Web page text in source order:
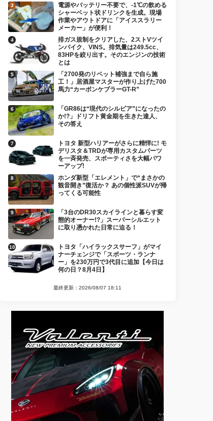
電源やバッテリー不要で、-1℃の飲める
シャーベット状ドリンクを生成。現場
作業やアウトドアに「アイススラリー
メーカー」が便利！
排ガス規制をクリアした、2ストVツイ
ンバイク、VINS。排気量は249.5cc、
83HPを絞り出す。そのエンジンの技術
とは
「2700発のリベット補強まで自ら施
工！」居酒屋マスターが作り上げた700
馬力“カーボンケブラーGT-R”
「GR86は“現代のシルビア”になったの
か!?」ドリフト黄金期を生きた達人、
その答え
トヨタ 新型ハリアーがさらに精悍に! モ
デリスタ＆TRDが専用カスタムパーツ
を一斉発売、スポーティさを大幅パワ
ーアップ!
ホンダ新型「エレメント」で“まさかの
観音開き”復活か？ あの個性派SUVが帰
ってくる可能性
「3台のDR30スカイラインと暮らす変
態的オーナー!?」スーパーシルエット
に取り憑かれた日常に迫る！
トヨタ「ハイラックスサーフ」がマイ
ナーチェンジで「スポーツ・ランナ
ー」を230万円で3代目に追加【今日は
何の日？8月4日】
最終更新：2026/08/07 18:11